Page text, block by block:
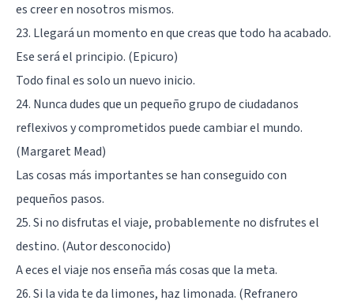
es creer en nosotros mismos.
23. Llegará un momento en que creas que todo ha acabado.
Ese será el principio. (Epicuro)
Todo final es solo un nuevo inicio.
24. Nunca dudes que un pequeño grupo de ciudadanos
reflexivos y comprometidos puede cambiar el mundo.
(Margaret Mead)
Las cosas más importantes se han conseguido con
pequeños pasos.
25. Si no disfrutas el viaje, probablemente no disfrutes el
destino. (Autor desconocido)
A eces el viaje nos enseña más cosas que la meta.
26. Si la vida te da limones, haz limonada. (Refranero